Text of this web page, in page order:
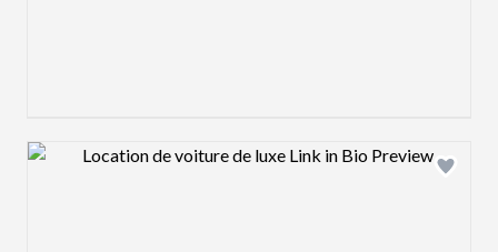
Design preview image